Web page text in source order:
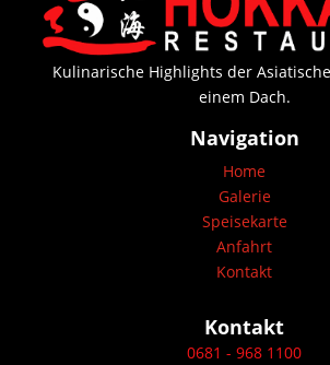
Kulinarische Highlights der
einem Dach.
Navigation
Home
Galerie
Speisekarte
Anfahrt
Kontakt
Kontakt
0681 - 968 1100